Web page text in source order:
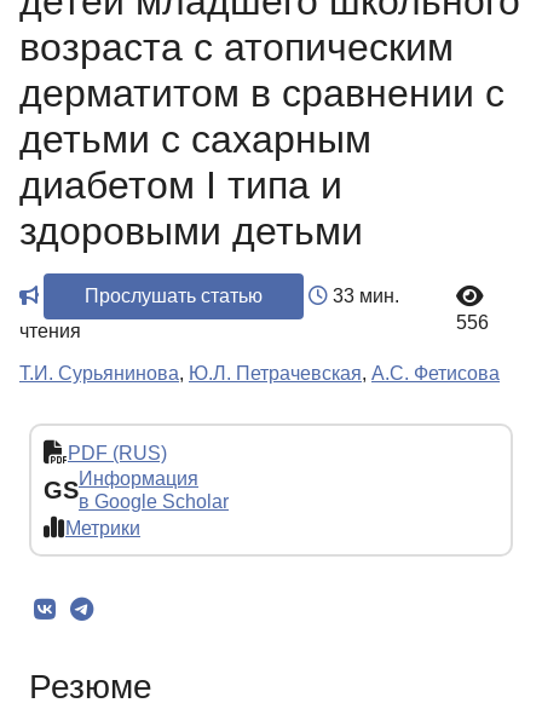
возраста с атопическим
дерматитом в сравнении с
детьми с сахарным
диабетом I типа и
здоровыми детьми
Прослушать статью
33 мин.
чтения
556
Т.И. Сурьянинова, Ю.Л. Петрачевская, А.С. Фетисова
PDF (RUS)
GSИнформация
в Google Scholar
Метрики
Резюме